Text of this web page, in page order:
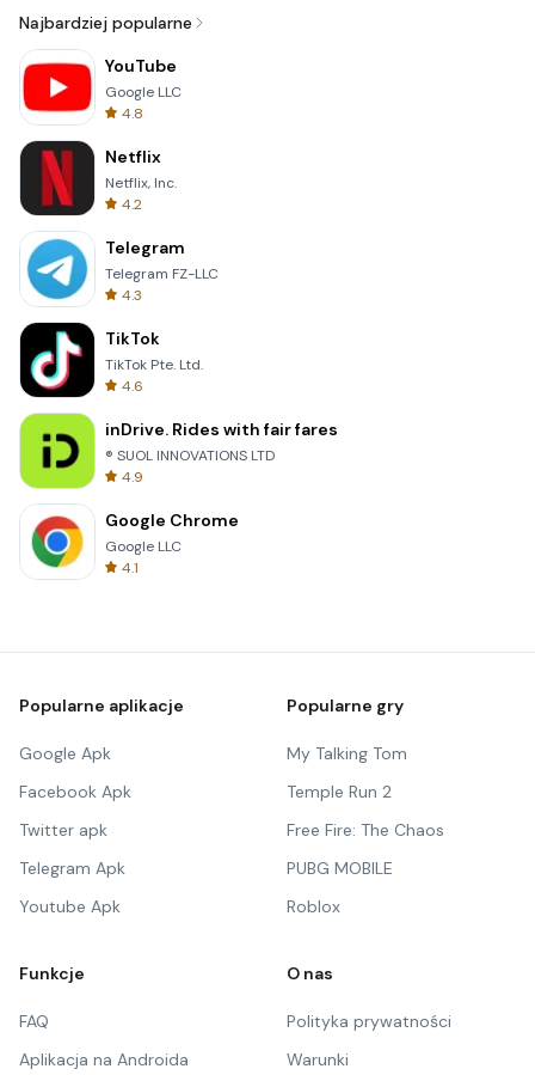
Najbardziej popularne
YouTube
Google LLC
4.8
Netflix
Netflix, Inc.
4.2
Telegram
Telegram FZ-LLC
4.3
TikTok
TikTok Pte. Ltd.
4.6
inDrive. Rides with fair fares
® SUOL INNOVATIONS LTD
4.9
Google Chrome
Google LLC
4.1
Popularne aplikacje
Google Apk
Facebook Apk
Twitter apk
Telegram Apk
Youtube Apk
Popularne gry
My Talking Tom
Temple Run 2
Free Fire: The Chaos
PUBG MOBILE
Roblox
Funkcje
FAQ
Aplikacja na Androida
O nas
Polityka prywatności
Warunki